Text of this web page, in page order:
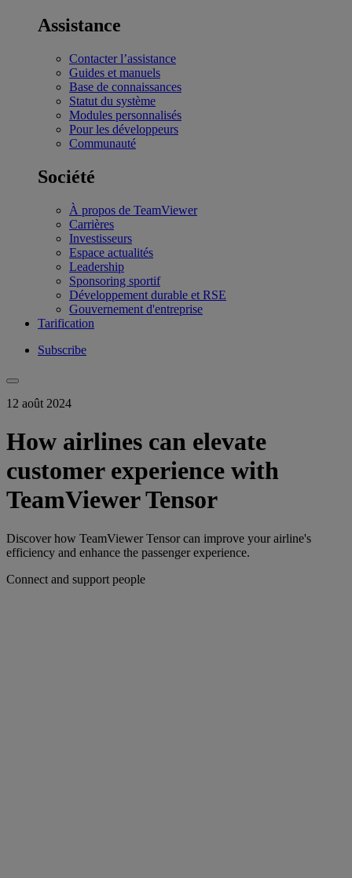
Assistance
Contacter l’assistance
Guides et manuels
Base de connaissances
Statut du système
Modules personnalisés
Pour les développeurs
Communauté
Société
À propos de TeamViewer
Carrières
Investisseurs
Espace actualités
Leadership
Sponsoring sportif
Développement durable et RSE
Gouvernement d'entreprise
Tarification
Subscribe
12 août 2024
How airlines can elevate
customer experience with
TeamViewer Tensor
Discover how TeamViewer Tensor can improve your airline's
efficiency and enhance the passenger experience.
Connect and support people